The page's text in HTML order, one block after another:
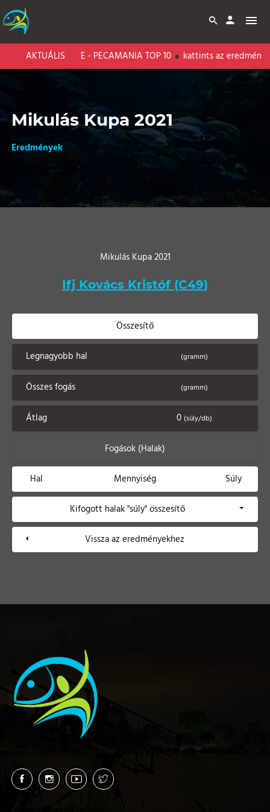
AKTUÁLIS
BARI CARP LAKE - PECAMANIA TOP 10 kattints az
Mikulás Kupa 2021
Eredmények
Mikulás Kupa 2021
Ifj Kovács Kristóf (C49)
Összesítő
Legnagyobb hal (gramm)
Összes fogás (gramm)
Átlag 0 (súly/db)
Fogások (Halak)
Hal Mennyiség Súly
Kifogott halak "súly" összesítő
Vissza az eredményekhez